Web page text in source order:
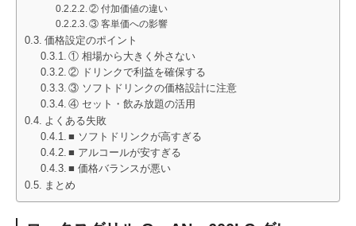
② 付加価値の違い
③ 客単価への影響
価格設定のポイント
① 相場から大きく外さない
② ドリンクで利益を確保する
③ ソフトドリンクの価格設計に注意
④ セット・飲み放題の活用
よくある失敗
■ ソフトドリンクが高すぎる
■ アルコールが安すぎる
■ 価格バランスが悪い
まとめ